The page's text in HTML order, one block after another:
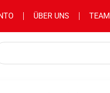
ÜBER UNS TEAM